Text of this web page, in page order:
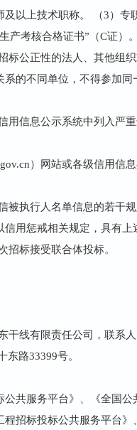
以上技术职称。 （3）专
产考核合格证书”（C证）
标公正性的法人、其他组
的不同单位，不得参加
用信息公示系统中列入严
）网站或各级信用信
被执行人名单信息的若干
用惩戒相关规定，具有
招标接受联合体投标。
干线有限责任公司，联系
东路33399号。
共服务平台》、《全国
招标投标公共服务平台